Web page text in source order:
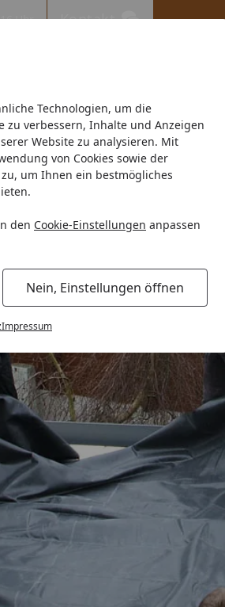
Technologien, um die
verbessern, Inhalte und Anzeigen
Website zu analysieren. Mit
von Cookies sowie der
um Ihnen ein bestmögliches
den Cookie-Einstellungen anpassen
Nein, Einstellungen öffnen
Impressum
Uhr Kontakt
Sauna Saunaofen Zubehör